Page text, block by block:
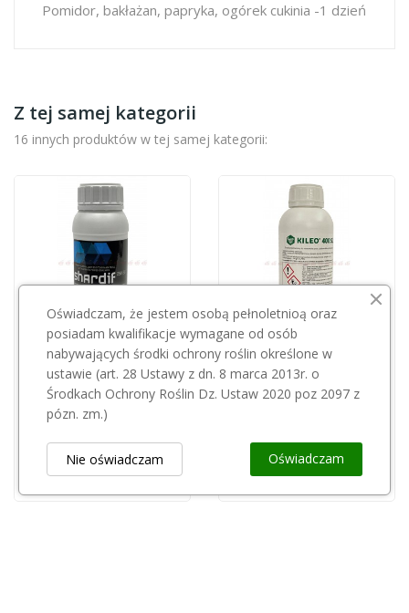
Pomidor, bakłażan, papryka, ogórek cukinia -1 dzień
Z tej samej kategorii
16 innych produktów w tej samej kategorii:
Przepraszamy, ten produkt
jest niedostępny.
56,00 zł
Przepraszamy, ten produkt
jest niedostępny.
50,00 zł
Oświadczam, że jestem osobą pełnoletnioą oraz
posiadam kwalifikacje wymagane od osób
nabywających środki ochrony roślin określone w
ustawie (art. 28 Ustawy z dn. 8 marca 2013r. o
Środkach Ochrony Roślin Dz. Ustaw 2020 poz 2097 z
pózn. zm.)
Oświadczam
Nie oświadczam